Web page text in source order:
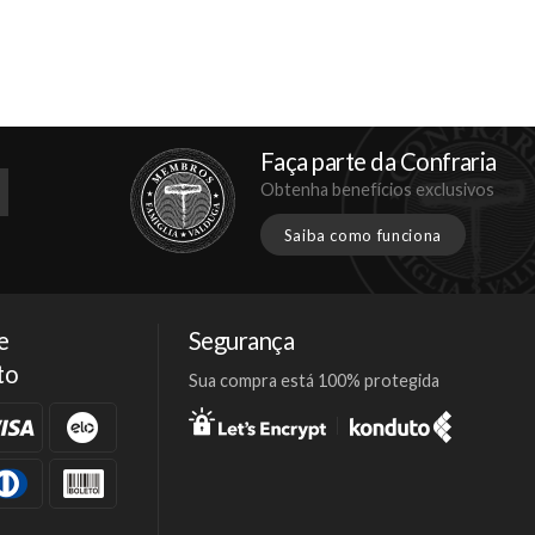
Faça parte da Confraria
Obtenha benefícios exclusivos
Saiba como funciona
Segurança
Sua compra está 100% protegida